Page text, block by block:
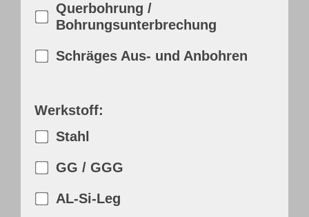
Querbohrung /
Bohrungsunterbrechung
Schräges Aus- und Anbohren
Werkstoff:
Stahl
GG / GGG
AL-Si-Leg